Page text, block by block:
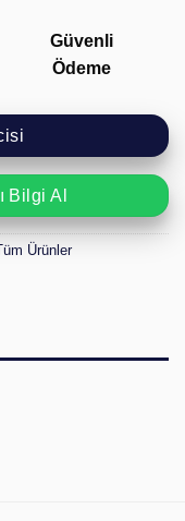
Güvenli
Ödeme
Bilgi Al
Ürünler